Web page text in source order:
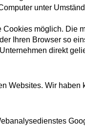
unter
möglich.
Ihren Browser so
direkt
Websites. Wir